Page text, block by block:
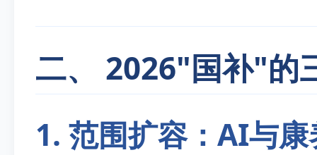
二、 2026"国补"的
1. 范围扩容：AI与